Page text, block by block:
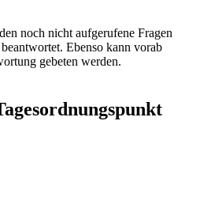
noch nicht aufgerufene Fragen
Ebenso kann vorab
gebeten werden.